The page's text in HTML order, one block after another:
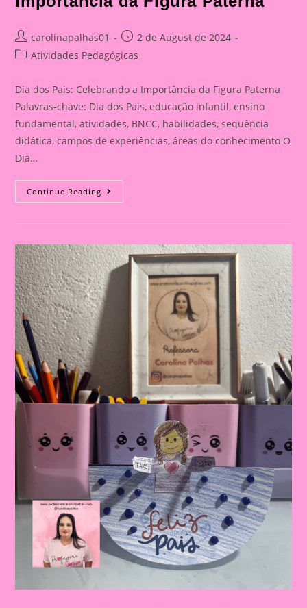
Post
author:
carolinapalhas01
Post
published:
2 de August de 2024
PostAtividades Pedagógicas
Dia dos Pais: Celebrando a Importância da Figura Paterna
Palavras-chave: Dia dos Pais, educação infantil, ensino
fundamental, atividades, BNCC, habilidades, sequência
didática, campos de experiências, áreas do conhecimento O
Dia…
Continue Reading Cartão
Lembrança
Pais
|
Dia
Dos
Pais:
Celebrando
A
Importância
Figura